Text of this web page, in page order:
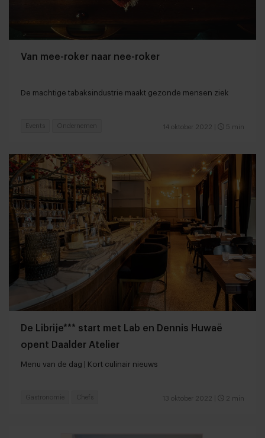
Van mee-roker naar nee-roker
De machtige tabaksindustrie maakt gezonde mensen ziek
14 oktober 2022 5 min
Events Ondernemen
De Librije*** start met Lab en Dennis Huwaë
opent Daalder Atelier
Menu van de dag | Kort culinair nieuws
13 oktober 2022 2 min
Gastronomie Chefs